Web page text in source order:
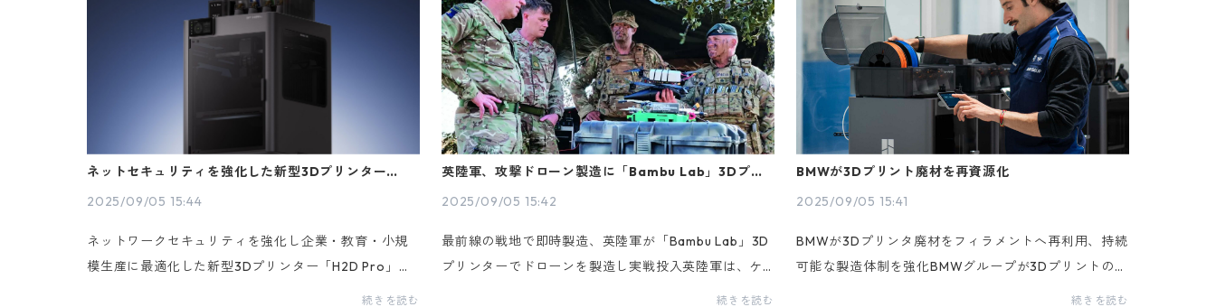
ネットセキュリティを強化した新型3Dプリンター
2025/09/05 15:44
ネットワークセキュリティを強化し企業・教育・小規
模生産に最適化した新型3Dプリンター「H2D Pro」中
国の3Dプリンターメーカー Bambu Lab は、エンター
続きを読む
英陸軍、攻撃ドローン製造に「Bambu Lab」3Dプリ
2025/09/05 15:42
最前線の戦地で即時製造、英陸軍が「Bambu Lab」3D
プリンターでドローンを製造し実戦投入英陸軍は、ケ
ニアで実施された大規模軍事演習 Exercise Bull Storm
続きを読む
BMWが3Dプリント廃材を再資源化
2025/09/05 15:41
BMWが3Dプリンタ廃材をフィラメントへ再利用、持続
可能な製造体制を強化BMWグループが3Dプリントの廃
材を新たな資源として再活用するプロジェクトを本格
続きを読む